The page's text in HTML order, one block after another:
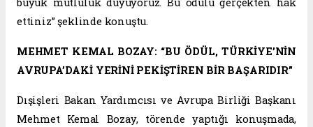
büyük mutluluk duyuyoruz. Bu ödülü gerçekten hak
ettiniz” şeklinde konuştu.
MEHMET KEMAL BOZAY: “BU ÖDÜL, TÜRKİYE’NİN
AVRUPA’DAKİ YERİNİ PEKİŞTİREN BİR BAŞARIDIR”
Dışişleri Bakan Yardımcısı ve Avrupa Birliği Başkanı
Mehmet Kemal Bozay, törende yaptığı konuşmada,